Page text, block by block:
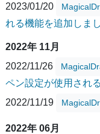
2023/01/20
れる機能を追加しま
2022年 11月
2022/11/26
ペン設定が使用され
2022/11/19
2022年 06月